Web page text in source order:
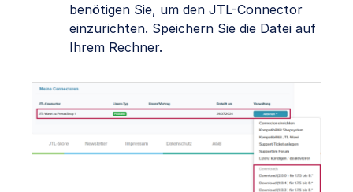
benötigen Sie, um den JTL-Connector
einzurichten. Speichern Sie die Datei auf
Ihrem Rechner.